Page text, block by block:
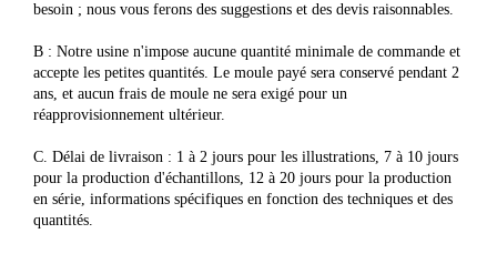
besoin ; nous vous ferons des suggestions et des devis raisonnables.
B : Notre usine n'impose aucune quantité minimale de commande et
accepte les petites quantités. Le moule payé sera conservé pendant 2
ans, et aucun frais de moule ne sera exigé pour un
réapprovisionnement ultérieur.
C. Délai de livraison : 1 à 2 jours pour les illustrations, 7 à 10 jours
pour la production d'échantillons, 12 à 20 jours pour la production
en série, informations spécifiques en fonction des techniques et des
quantités.